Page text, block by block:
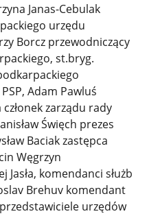
Janas-Cebulak
urzędu
Borcz przewodniczący
st.bryg.
Adam Pawluś
zarządu rady
Święch prezes
Baciak zastępca
Węgrzyn
komendanci służb
Brehuv komendant
urzędów